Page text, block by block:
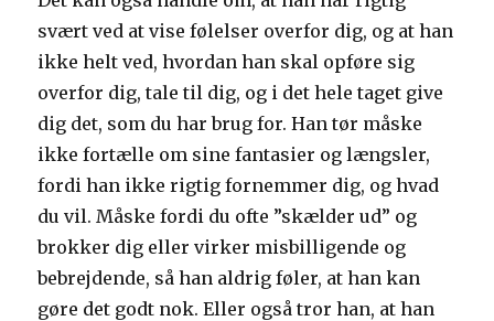
svært ved at vise følelser overfor dig, og at han
ikke helt ved, hvordan han skal opføre sig
overfor dig, tale til dig, og i det hele taget give
dig det, som du har brug for. Han tør måske
ikke fortælle om sine fantasier og længsler,
fordi han ikke rigtig fornemmer dig, og hvad
du vil. Måske fordi du ofte ”skælder ud” og
brokker dig eller virker misbilligende og
bebrejdende, så han aldrig føler, at han kan
gøre det godt nok. Eller også tror han, at han